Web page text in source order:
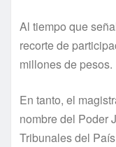
Al tiempo que
recorte de
millones de pesos.
En tanto, el
nombre del Poder
Tribunales del